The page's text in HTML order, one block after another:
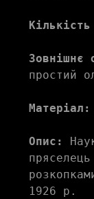
Зовнішнє
простий
Матеріал:
Опис:
1926 р.